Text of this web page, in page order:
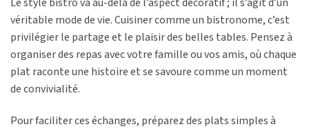
véritable mode de vie. Cuisiner comme un bistronome, c’est
privilégier le partage et le plaisir des belles tables. Pensez à
organiser des repas avec votre famille ou vos amis, où chaque
plat raconte une histoire et se savoure comme un moment
de convivialité.
Pour faciliter ces échanges, préparez des plats simples à